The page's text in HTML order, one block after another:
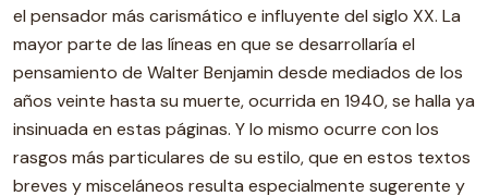
el pensador más carismático e influyente del siglo XX. La
mayor parte de las líneas en que se desarrollaría el
pensamiento de Walter Benjamin desde mediados de los
años veinte hasta su muerte, ocurrida en 1940, se halla ya
insinuada en estas páginas. Y lo mismo ocurre con los
rasgos más particulares de su estilo, que en estos textos
breves y misceláneos resulta especialmente sugerente y